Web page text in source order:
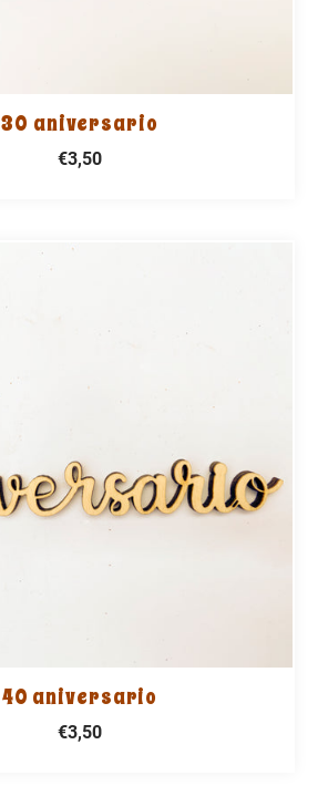
30 aniversario
€3,50
40 aniversario
€3,50